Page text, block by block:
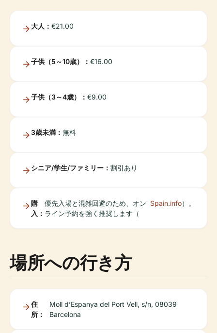
大人： €21.00
子供（5～10歳）： €16.00
子供（3～4歳）： €9.00
3歳未満： 無料
シニア/学生/ファミリー： 割引あり
購
入：
優先入場と混雑回避のため、オン
ライン予約を強く推奨します（
Spain.info）。
場所への行き方
住
所：
Moll d’Espanya del Port Vell, s/n, 08039
Barcelona